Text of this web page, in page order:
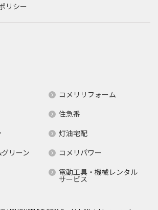
リシー
コメリリフォーム
住急番
灯油宅配
リーン
コメリパワー
電動工具・機械レンタル
サービス